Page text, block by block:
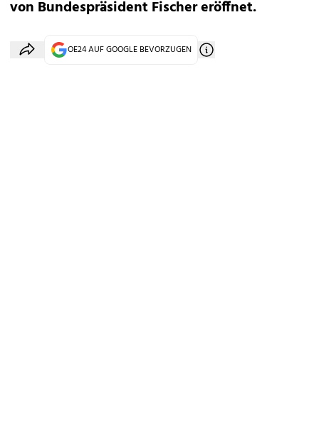
von Bundespräsident Fischer eröffnet.
OE24 AUF GOOGLE BEVORZUGEN